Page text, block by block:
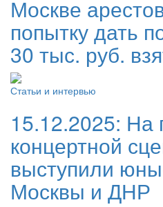
Москве
попытку дать
30 тыс. руб.
Статьи и интервью
15.12.2025: На
концертной
выступили
Москвы и ДНР